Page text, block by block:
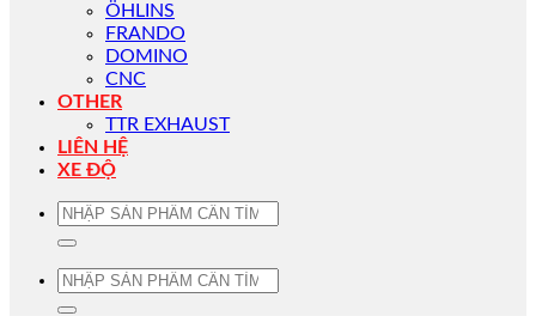
ÖHLINS
FRANDO
DOMINO
CNC
OTHER
TTR EXHAUST
LIÊN HỆ
XE ĐỘ
Tìm
Tìm